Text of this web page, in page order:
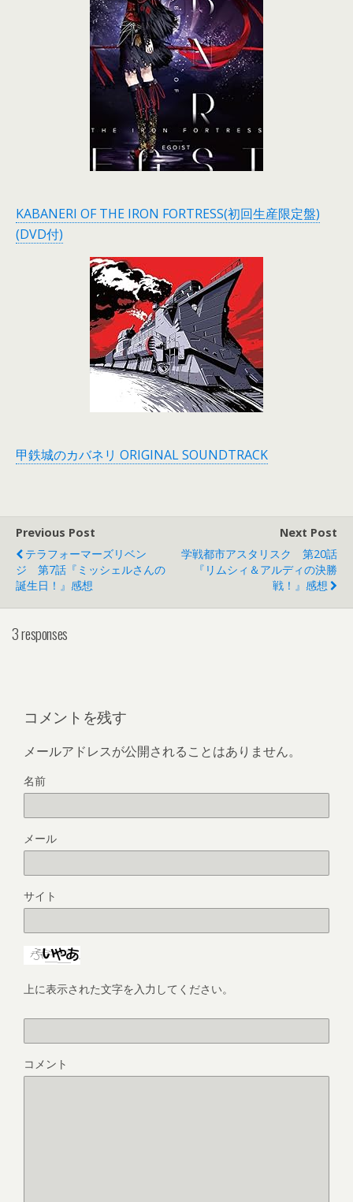
KABANERI OF THE IRON FORTRESS(初回生産限定盤)
(DVD付)
甲鉄城のカバネリ ORIGINAL SOUNDTRACK
Previous Post
テラフォーマーズリベン
ジ 第7話『ミッシェルさんの
誕生日！』感想
Next Post
学戦都市アスタリスク 第20話
『リムシィ＆アルディの決勝
戦！』感想
3 responses
コメントを残す
メールアドレスが公開されることはありません。
名前
メール
サイト
上に表示された文字を入力してください。
コメント